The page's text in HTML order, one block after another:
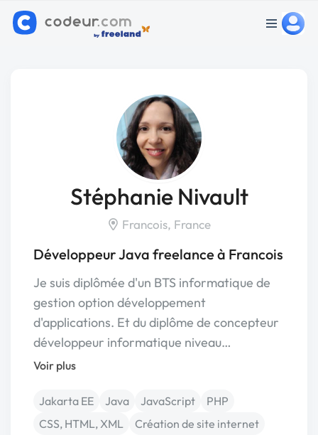
Stéphanie Nivault
Francois, France
Développeur Java freelance à Francois
Je suis diplômée d'un BTS informatique de
gestion option développement
d'applications. Et du diplôme de concepteur
développeur informatique niveau…
Voir plus
Jakarta EE Java JavaScript
PHP
CSS, HTML, XML
Création de site internet